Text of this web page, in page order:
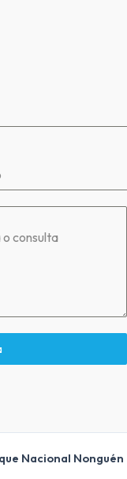
o consulta
Nacional Nonguén